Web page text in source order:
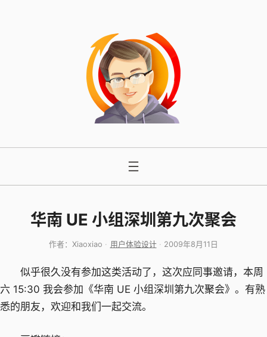
华南 UE 小组深圳第九次聚会
作者： Xiaoxiao 用户体验设计 2009年8月11日
似乎很久没有参加这类活动了，这次应同事邀请，本周
六 15:30 我会参加《华南 UE 小组深圳第九次聚会》。有熟
悉的朋友，欢迎和我们一起交流。